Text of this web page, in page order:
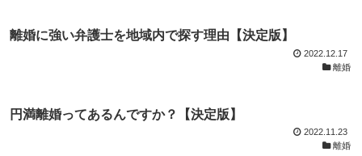
離婚に強い弁護士を地域内で探す理由【決定版】
2022.12.17
離婚
円満離婚ってあるんですか？【決定版】
2022.11.23
離婚